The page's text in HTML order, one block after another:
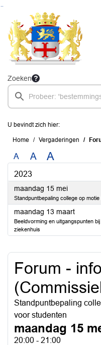
Ga naar de inhoud van deze pagina
Ga naar het zoeken
Ga naar het menu
Zoeken
U bevindt zich hier:
Home Vergaderingen
A A A
2023
maandag 15 mei2023
Standpuntbepaling college op
maandag 13 maart2023
Beeldvorming en uitgangspunten
ziekenhuis
Forum -
Standpuntbepaling
voor studenten
maandag 15
20:00 - 21:00